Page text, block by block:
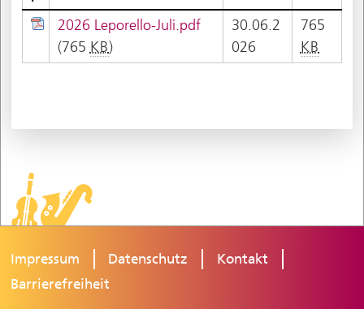
2026 Leporello-Juli.pdf
(765 KB)
30.06.2
026
765
KB
Impressum Datenschutz
Kontakt
Barrierefreiheit